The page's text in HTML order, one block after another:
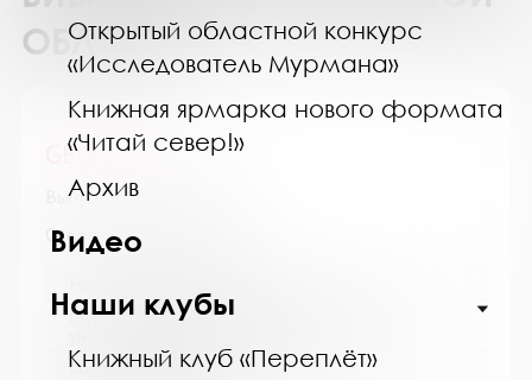
Открытый областной конкурс
«Исследователь Мурмана»
Книжная ярмарка нового формата
«Читай север!»
Архив
Видео
Наши клубы
Книжный клуб «Переплёт»
ОБЛАСТИ
GEO / ГЕО
Выпуск №1 от 2012 года
Сведения о держателях
Мурманская государственная областная
Сокращенное название: